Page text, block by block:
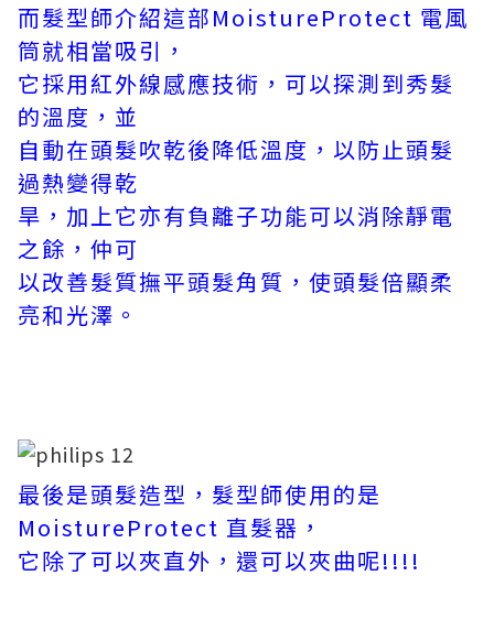
而髮型師介紹這部MoistureProtect 電風
筒就相當吸引，
它採用紅外線感應技術，可以探測到秀髮
的溫度，並
自動在頭髮吹乾後降低溫度，以防止頭髮
過熱變得乾
旱，加上它亦有負離子功能可以消除靜電
之餘，仲可
以改善髮質撫平頭髮角質，使頭髮倍顯柔
亮和光澤。
最後是頭髮造型，髮型師使用的是
MoistureProtect 直髮器，
它除了可以夾直外，還可以夾曲呢!!!!